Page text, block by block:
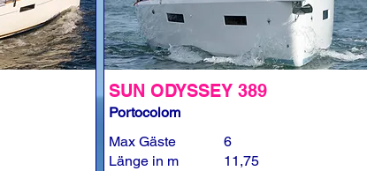
SUN ODYSSEY 389
Portocolom
Max Gäste
Länge in m
6
11,75